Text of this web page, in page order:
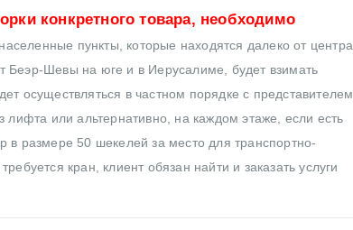
конкретного товара, необходимо
пункты, которые находятся далеко от центра,
Беэр-Шевы на юге и в Иерусалиме, будет взимать
осуществляться в частном порядке с представителем
лифта или альтернативно, на каждом этаже, если есть
размере 50 шекелей за место для транспортно-
кран, клиент обязан найти и заказать услуги